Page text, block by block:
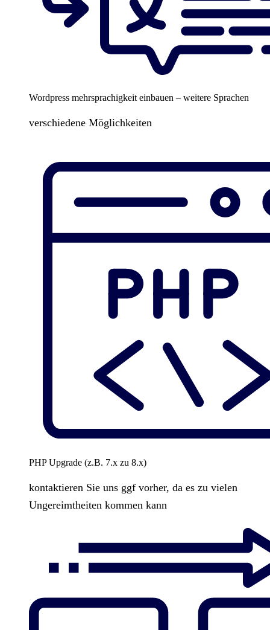
Wordpress mehrsprachigkeit einbauen – weitere Sprachen
verschiedene Möglichkeiten
PHP Upgrade (z.B. 7.x zu 8.x)
kontaktieren Sie uns ggf vorher, da es zu vielen
Ungereimtheiten kommen kann